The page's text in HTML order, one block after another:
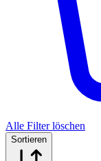
Alle Filter löschen
Sortieren